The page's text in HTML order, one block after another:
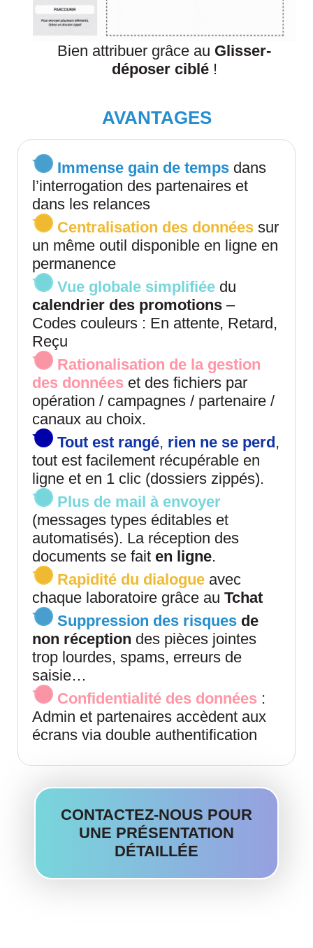
Bien attribuer grâce au Glisser-
déposer ciblé!
AVANTAGES
Immense gain de temps dans
l’interrogation des partenaires et
dans les relances
Centralisation des données sur
un même outil disponible en ligne en
permanence
Vue globale simplifiée du
calendrier des promotions –
Codes couleurs : En attente, Retard,
Reçu
Rationalisation de la gestion
des données et des fichiers par
opération / campagnes / partenaire /
canaux au choix.
Tout est rangé, rien ne se perd,
tout est facilement récupérable en
ligne et en 1 clic (dossiers zippés).
Plus de mail à envoyer
(messages types éditables et
automatisés). La réception des
documents se fait en ligne.
Rapidité du dialogue avec
chaque laboratoire grâce au Tchat
Suppression des risques de
non réception des pièces jointes
trop lourdes, spams, erreurs de
saisie…
Confidentialité des données :
Admin et partenaires accèdent aux
écrans via double authentification
CONTACTEZ-NOUS POUR
UNE PRÉSENTATION
DÉTAILLÉE